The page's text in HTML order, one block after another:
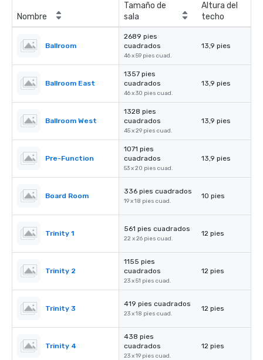
Nombre
Tamaño de
sala
Altura del
techo
Ballroom
2689 pies
cuadrados
46 x 59 pies cuad.
13,9 pies
Ballroom East
1357 pies
cuadrados
46 x 30 pies cuad.
13,9 pies
Ballroom West
1328 pies
cuadrados
45 x 29 pies cuad.
13,9 pies
Pre-Function
1071 pies
cuadrados
53 x 20 pies cuad.
13,9 pies
Board Room
336 pies cuadrados
19 x 18 pies cuad.
10 pies
Trinity 1
561 pies cuadrados
22 x 26 pies cuad.
12 pies
Trinity 2
1155 pies
cuadrados
23 x 51 pies cuad.
12 pies
Trinity 3
419 pies cuadrados
23 x 18 pies cuad.
12 pies
Trinity 4
438 pies
cuadrados
23 x 19 pies cuad.
12 pies